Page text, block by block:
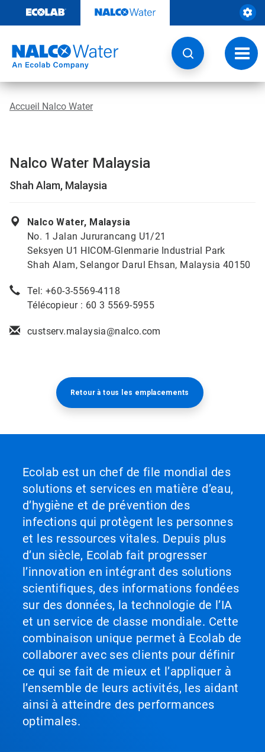
contenu​​​​​​​
à
Accueil Nalco Water
Nalco Water Malaysia
Shah Alam, Malaysia
Nalco Water, Malaysia
No. 1 Jalan Jururancang U1/21
Seksyen U1 HICOM-Glenmarie Industrial Park
Shah Alam, Selangor Darul Ehsan, Malaysia 40150
Tel: +60-3-5569-4118
Télécopieur : 60 3 5569-5955
custserv.malaysia@nalco.com
Retour à tous les emplacements​​​​​​​
Ecolab est un chef de file mondial des
solutions et services en matière d’eau,
d’hygiène et de prévention des
infections qui protègent les personnes
et les ressources vitales. Depuis plus
d’un siècle, Ecolab fait progresser
l’innovation en intégrant des solutions
scientifiques, des informations fondées
sur des données, la technologie de l’IA
et un service de classe mondiale. Cette
combinaison unique permet à Ecolab de
collaborer avec ses clients pour définir
ce qui se fait de mieux et l’appliquer à
l’ensemble de leurs activités, les aidant
ainsi à atteindre des performances
optimales.